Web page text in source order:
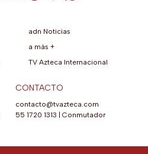
adn Noticias
a más +
TV Azteca Internacional
CONTACTO
contacto@tvazteca.com
55 1720 1313
Conmutador